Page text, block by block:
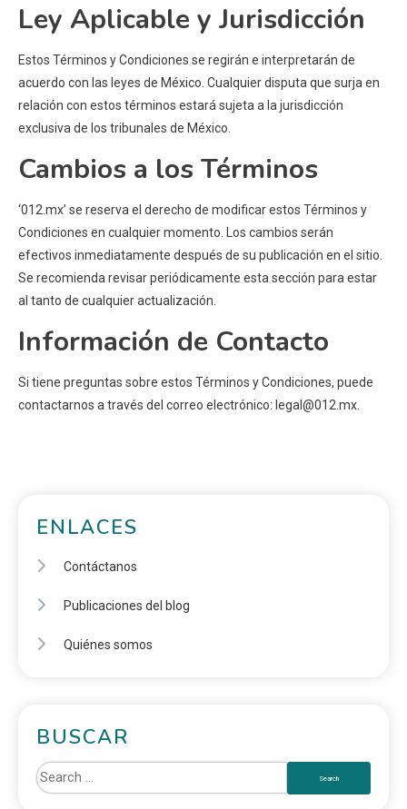
Ley Aplicable y Jurisdicción
Estos Términos y Condiciones se regirán e interpretarán de
acuerdo con las leyes de México. Cualquier disputa que surja en
relación con estos términos estará sujeta a la jurisdicción
exclusiva de los tribunales de México.
Cambios a los Términos
‘012.mx’ se reserva el derecho de modificar estos Términos y
Condiciones en cualquier momento. Los cambios serán
efectivos inmediatamente después de su publicación en el sitio.
Se recomienda revisar periódicamente esta sección para estar
al tanto de cualquier actualización.
Información de Contacto
Si tiene preguntas sobre estos Términos y Condiciones, puede
contactarnos a través del correo electrónico: legal@012.mx
ENLACES
Contáctanos
Publicaciones del blog
Quiénes somos
BUSCAR